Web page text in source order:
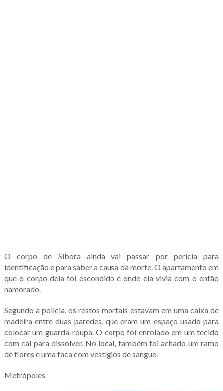
O corpo de Sibora ainda vai passar por perícia para
identificação e para saber a causa da morte. O apartamento em
que o corpo dela foi escondido é onde ela vivia com o então
namorado.
Segundo a polícia, os restos mortais estavam em uma caixa de
madeira entre duas paredes, que eram um espaço usado para
colocar um guarda-roupa. O corpo foi enrolado em um tecido
com cal para dissolver. No local, também foi achado um ramo
de flores e uma faca com vestígios de sangue.
Metrópoles